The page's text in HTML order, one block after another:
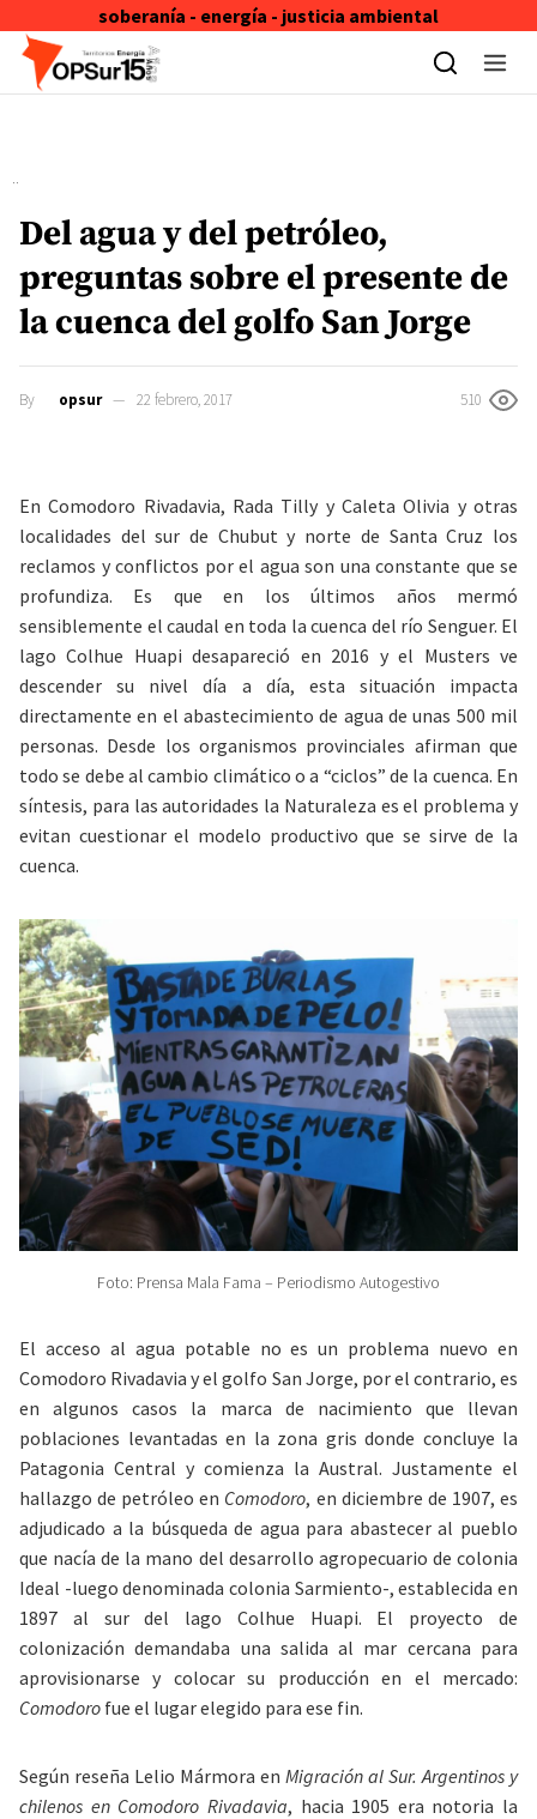
soberanía - energía - justicia ambiental
Skip to content
Del agua y del petróleo,
preguntas sobre el presente de
la cuenca del golfo San Jorge
By opsur 22 febrero, 2017 510
En Comodoro Rivadavia, Rada Tilly y Caleta Olivia y otras
localidades del sur de Chubut y norte de Santa Cruz los
reclamos y conflictos por el agua son una constante que se
profundiza. Es que en los últimos años mermó
sensiblemente el caudal en toda la cuenca del río Senguer. El
lago Colhue Huapi desapareció en 2016 y el Musters ve
descender su nivel día a día, esta situación impacta
directamente en el abastecimiento de agua de unas 500 mil
personas. Desde los organismos provinciales afirman que
todo se debe al cambio climático o a “ciclos” de la cuenca. En
síntesis, para las autoridades la Naturaleza es el problema y
evitan cuestionar el modelo productivo que se sirve de la
cuenca.
Foto: Prensa Mala Fama – Periodismo Autogestivo
El acceso al agua potable no es un problema nuevo en
Comodoro Rivadavia y el golfo San Jorge, por el contrario, es
en algunos casos la marca de nacimiento que llevan
poblaciones levantadas en la zona gris donde concluye la
Patagonia Central y comienza la Austral. Justamente el
hallazgo de petróleo en Comodoro, en diciembre de 1907, es
adjudicado a la búsqueda de agua para abastecer al pueblo
que nacía de la mano del desarrollo agropecuario de colonia
Ideal -luego denominada colonia Sarmiento-, establecida en
1897 al sur del lago Colhue Huapi. El proyecto de
colonización demandaba una salida al mar cercana para
aprovisionarse y colocar su producción en el mercado:
Comodoro fue el lugar elegido para ese fin.
Según reseña Lelio Mármora en Migración al Sur. Argentinos y
chilenos en Comodoro Rivadavia, hacia 1905 era notoria la